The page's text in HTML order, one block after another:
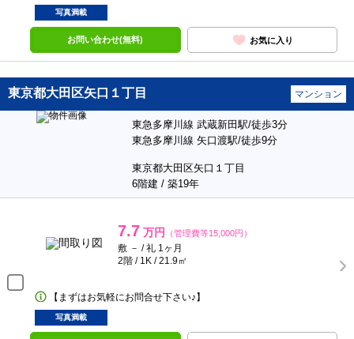
写真満載
お問い合わせ(無料) お気に入り
東京都大田区矢口１丁目 マンション
東急多摩川線 武蔵新田駅/徒歩3分
東急多摩川線 矢口渡駅/徒歩9分
東京都大田区矢口１丁目
6階建 / 築19年
7.7 万円 （管理費等15,000円）
敷 － / 礼 1ヶ月
2階 / 1K / 21.9㎡
【まずはお気軽にお問合せ下さい♪】
写真満載